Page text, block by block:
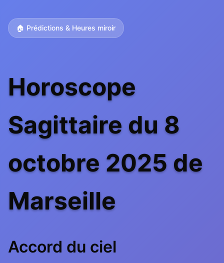
🏠 Prédictions & Heures miroir
Horoscope
Sagittaire du 8
octobre 2025 de
Marseille
Accord du ciel